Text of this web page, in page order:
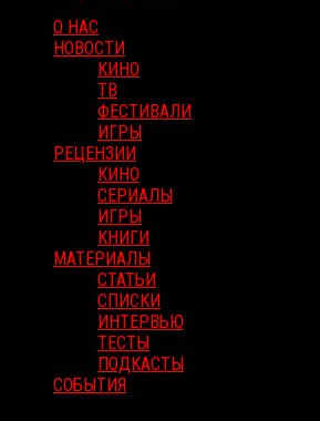
О НАС
НОВОСТИ
КИНО
ТВ
ФЕСТИВАЛИ
ИГРЫ
РЕЦЕНЗИИ
КИНО
СЕРИАЛЫ
ИГРЫ
КНИГИ
МАТЕРИАЛЫ
СТАТЬИ
СПИСКИ
ИНТЕРВЬЮ
ТЕСТЫ
ПОДКАСТЫ
СОБЫТИЯ